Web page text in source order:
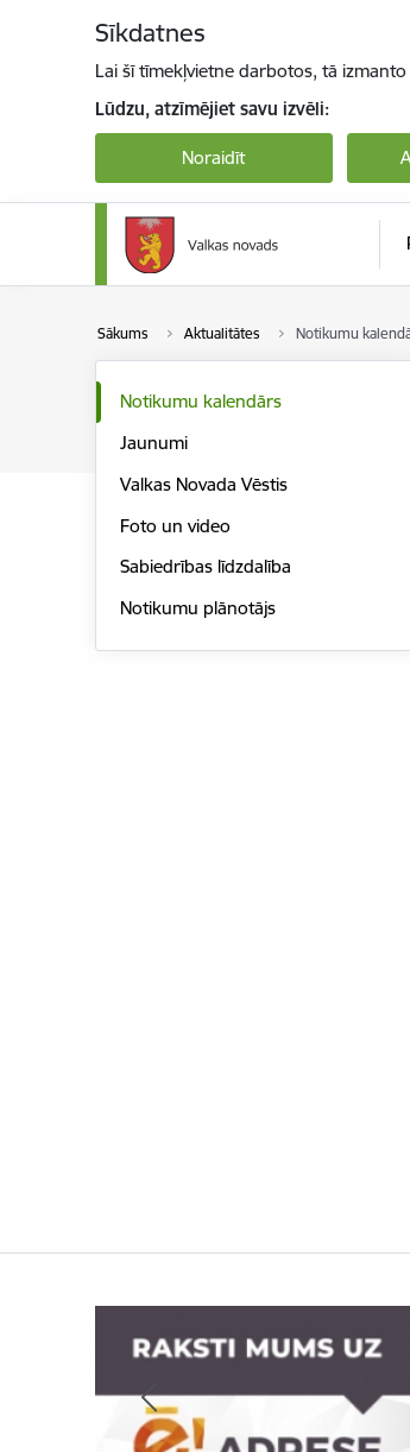
Sīkdatnes
Lai šī tīmekļvietne darbotos, tā
Lūdzu, atzīmējiet savu izvēli:
Noraidīt
Sākums Aktualitātes Notikumu
Notikumu kalendārs
Jaunumi
Valkas Novada Vēstis
Foto un video
Sabiedrības līdzdalība
Notikumu plānotājs